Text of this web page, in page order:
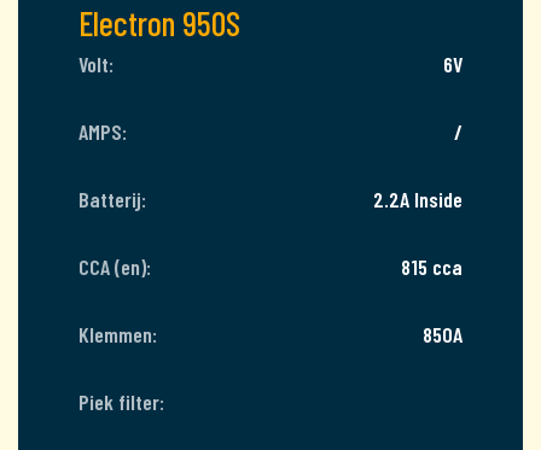
Electron 950S
Volt: 6V
AMPS: /
Batterij: 2.2A Inside
CCA (en): 815 cca
Klemmen: 850A
Piek filter: